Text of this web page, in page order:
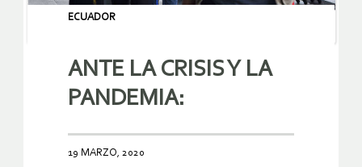
ECUADOR
ANTE LA CRISIS Y LA
PANDEMIA:
19 MARZO, 2020